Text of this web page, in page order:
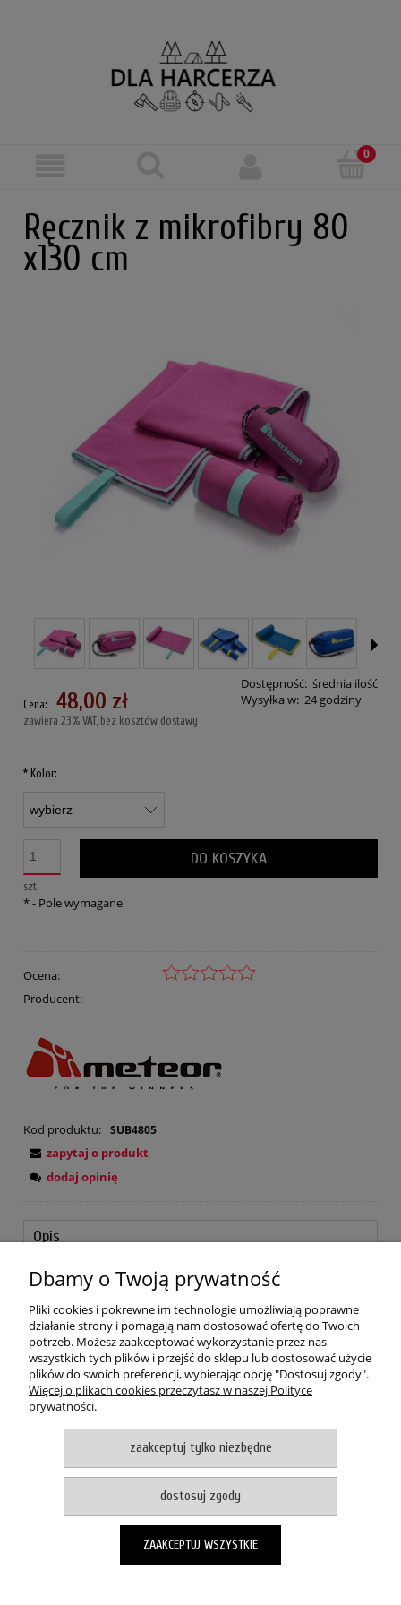
Ręcznik z mikrofibry 80
x130 cm
Dostępność: średnia ilość
Wysyłka w: 24 godziny
Cena: 48,00 zł
zawiera 23% VAT, bez kosztów dostawy
* Kolor:
szt.
DO KOSZYKA
*- Pole wymagane
Ocena:
Producent:
Kod produktu: SUB4805
zapytaj o produkt
dodaj opinię
Opis
Bezpieczeństwo
Opinie o produkcie (0)
Lekki i kompaktowy ręcznik z mikrofibry o wymiarach 80 x 130 cm.
Dobrze sprawdzi się na wędrówkach czy obozie harcerskim.
Wszyta gumka oraz dołączony pokrowiec pozwalają na wygodne
spakowanie.
POMOC
MOJE KONTO
PŁATNOŚCI I DOSTAWA
O NAS
Dbamy o Twoją prywatność
Pliki cookies i pokrewne im technologie umożliwiają poprawne
działanie strony i pomagają nam dostosować ofertę do Twoich
potrzeb. Możesz zaakceptować wykorzystanie przez nas
wszystkich tych plików i przejść do sklepu lub dostosować użycie
plików do swoich preferencji, wybierając opcję "Dostosuj zgody".
Więcej o plikach cookies przeczytasz w naszej Polityce
prywatności.
zaakceptuj tylko niezbędne
dostosuj zgody
ZAAKCEPTUJ WSZYSTKIE